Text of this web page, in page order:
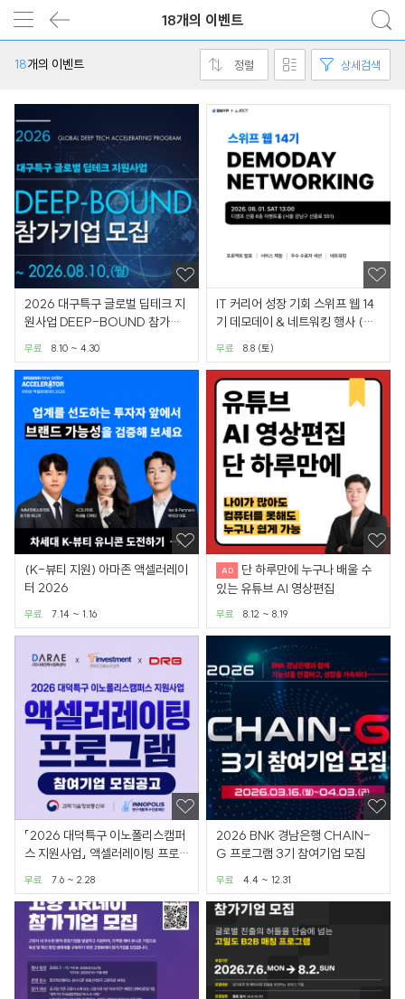
18개의 이벤트
18개의 이벤트 정렬 상세검색
2026 대구특구 글로벌 딥테크 지
원사업 DEEP-BOUND 참가자
8.10 ~ 4.30
무료
IT 커리어 성장 기회 스위프 웹 14
기 데모데이 & 네트워킹 행사 (무
료, 8/8 토)
8.8 (토)
무료
(K-뷰티 지원) 아마존 액셀러레이
터 2026
7.14 ~ 1.16
무료
단 하루만에 누구나 배울 수
있는 유튜브 AI 영상편집
8.12 ~ 8.19
무료
「2026 대덕특구 이노폴리스캠퍼
스 지원사업」 액셀러레이팅 프로
7.6 ~ 2.28
무료
2026 BNK 경남은행 CHAIN-
G 프로그램 3기 참여기업 모집
4.4 ~ 12.31
무료